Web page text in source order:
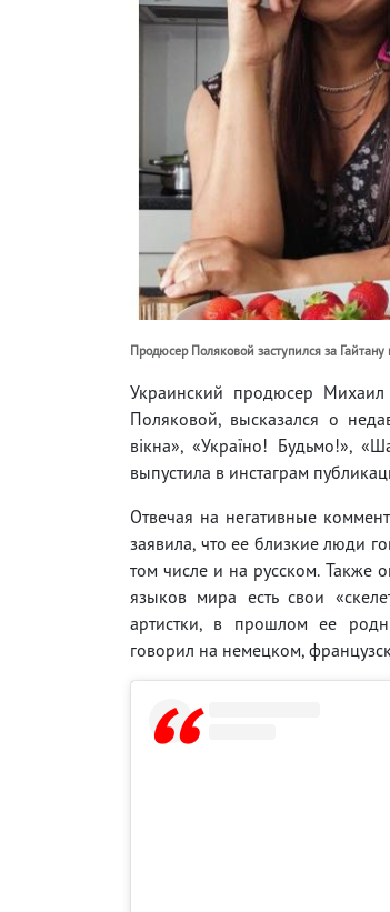
Продюсер Поляковой заступился за
Украинский продюсер Михаил
Поляковой, высказался о
вікна», «Україно! Будьмо!»,
выпустила в инстаграм
Отвечая на негативные
заявила, что ее близкие люди
том числе и на русском. Также
языков мира есть свои
артистки, в прошлом ее
говорил на немецком,